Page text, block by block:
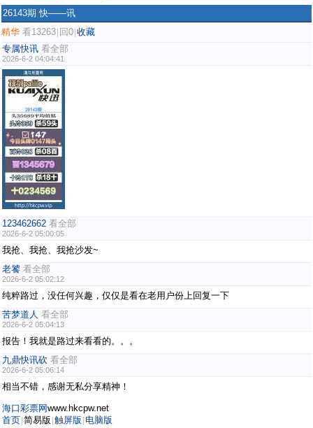
26143期 快——讯
精华 看13263 回0 收藏
专属快讯 看全部
2026-6-2 04:04:41
123462662 看全部
2026-6-2 05:00:05
我抢、我抢、我抢沙发~
老饕 看全部
2026-6-2 05:02:12
纯粹路过，没任何兴趣，仅仅是看在老用户份上回复一下
苦梦道人 看全部
2026-6-2 05:04:13
报告！我就是路过来看看的。。。
九鼎快讯砍 看全部
2026-6-2 05:06:14
相当不错，感谢无私分享精神！
海口彩票网www.hkcpw.net
首页 简易版 触屏版 电脑版